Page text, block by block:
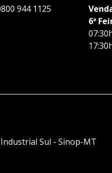
944 1125
6ª
Sul - Sinop-MT